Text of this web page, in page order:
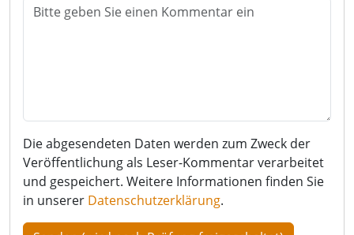
Die abgesendeten Daten werden zum Zweck der
Veröffentlichung als Leser-Kommentar verarbeitet
und gespeichert. Weitere Informationen finden Sie
in unserer Datenschutzerklärung.